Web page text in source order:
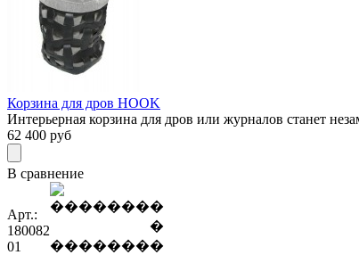
Корзина для дров HOOK
Интерьерная корзина для дров или журналов станет
62 400 руб
В сравнение
Арт.:
180082
01